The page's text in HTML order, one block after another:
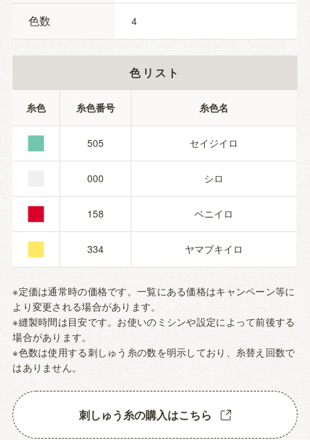
色数 4
色リスト
糸色 糸色番号 糸色名
■ 505 セイジイロ
■ 000 シロ
■ 158 ベニイロ
■ 334 ヤマブキイロ
※定価は通常時の価格です。一覧にある価格はキャンペーン等に
より変更される場合があります。
※縫製時間は目安です。お使いのミシンや設定によって前後する
場合があります。
※色数は使用する刺しゅう糸の数を明示しており、糸替え回数で
はありません。
刺しゅう糸の購入はこちら